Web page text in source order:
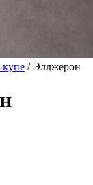
/ Элджерон